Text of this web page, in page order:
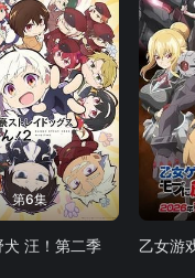
第6集
犬 汪！第二季